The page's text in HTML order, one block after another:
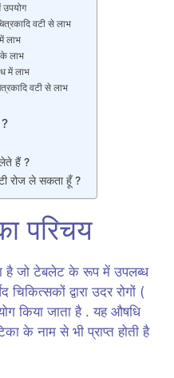
उपयोग
वटी से लाभ
लाभ
के लाभ
में लाभ
वटी से लाभ
हैं ?
रोज ले सकता हूँ ?
परिचय
है जो टेबलेट के रूप में उपलब्ध
द्वारा उदर रोगों (
किया जाता है . यह औषधि
के नाम से भी प्राप्त होती है